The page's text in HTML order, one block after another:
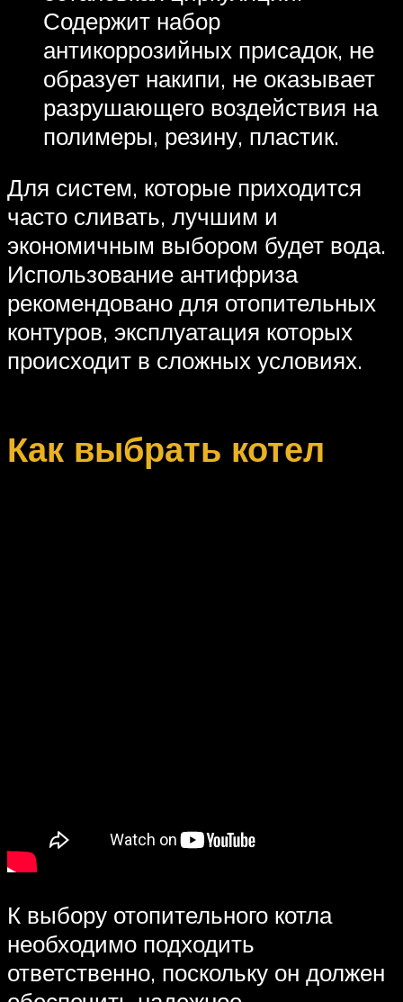
Содержит набор
антикоррозийных присадок, не
образует накипи, не оказывает
разрушающего воздействия на
полимеры, резину, пластик.
Для систем, которые приходится
часто сливать, лучшим и
экономичным выбором будет вода.
Использование антифриза
рекомендовано для отопительных
контуров, эксплуатация которых
происходит в сложных условиях.
Как выбрать котел
К выбору отопительного котла
необходимо подходить
ответственно, поскольку он должен